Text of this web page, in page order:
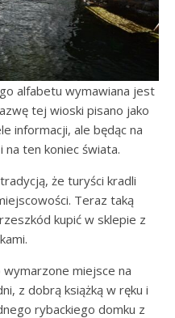
alfabetu wymawiana jest
tej wioski pisano jako
informacji, ale będąc na
ten koniec świata.
że turyści kradli
Teraz taką
kupić w sklepie z
miejsce na
z dobrą książką w ręku i
rybackiego domku z